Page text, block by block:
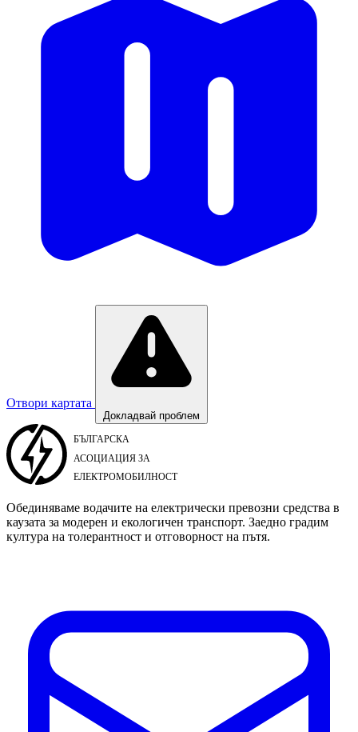
Отвори картата
Докладвай проблем
Обединяваме водачите на електрически превозни средства в
каузата за модерен и екологичен транспорт. Заедно градим
култура на толерантност и отговорност на пътя.